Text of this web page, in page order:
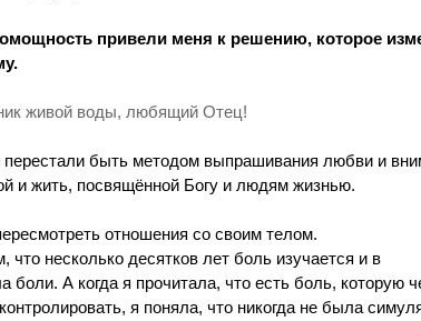
привели меня к решению, которое
живой воды, любящий Отец!
перестали быть методом выпрашивания любви и
и жить, посвящённой Богу и людям жизнью.
отношения со своим телом.
несколько десятков лет боль изучается и в
боли. А когда я прочитала, что есть боль, которую
я поняла, что никогда не была